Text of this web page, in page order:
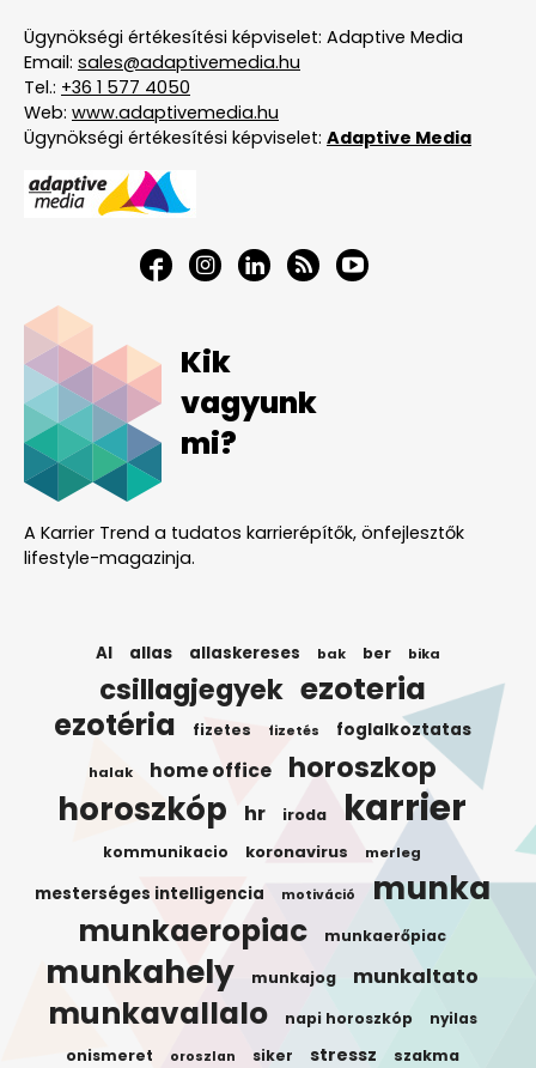
Ügynökségi értékesítési képviselet: Adaptive Media
Email: sales@adaptivemedia.hu
Tel.: +36 1 577 4050
Web: www.adaptivemedia.hu
Ügynökségi értékesítési képviselet: Adaptive Media
Kik
vagyunk
mi?
A Karrier Trend a tudatos karrierépítők, önfejlesztők
lifestyle-magazinja.
AI allas allaskereses bak ber bika
csillagjegyek ezoteria
ezotéria fizetes fizetés foglalkoztatas
halak home office horoszkop
horoszkóp hr iroda karrier
kommunikacio koronavirus merleg
mesterséges intelligencia motiváció munka
munkaeropiac munkaerőpiac
munkahely munkajog munkaltato
munkavallalo napi horoszkóp nyilas
onismeret oroszlan siker stressz szakma